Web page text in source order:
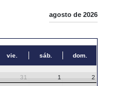
agosto de 2026
vie. sáb. dom.
31 1 2